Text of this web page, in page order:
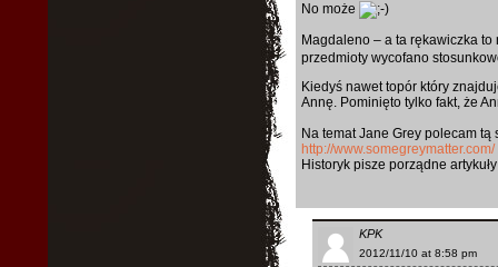
No może
Magdaleno – a ta rękawiczka
przedmioty wycofano
Kiedyś nawet topór który
Annę. Pominięto tylko fakt, że
Na temat Jane Grey polecam tą
http://www.somegreymatter.com/
Historyk pisze porządne
KPK
2012/11/10 at 8:58 pm